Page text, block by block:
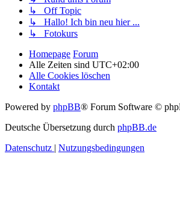
↳ Off Topic
↳ Hallo! Ich bin neu hier ...
↳ Fotokurs
Homepage Forum
Alle Zeiten sind UTC+02:00
Alle Cookies löschen
Kontakt
Powered by phpBB® Forum Software ©
Deutsche Übersetzung durch phpBB.de
Datenschutz
Nutzungsbedingungen